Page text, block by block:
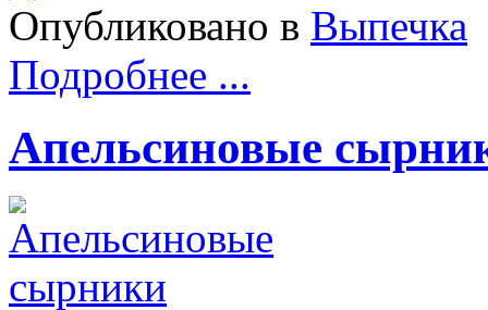
Опубликовано в Выпечка
Подробнее ...
Апельсиновые